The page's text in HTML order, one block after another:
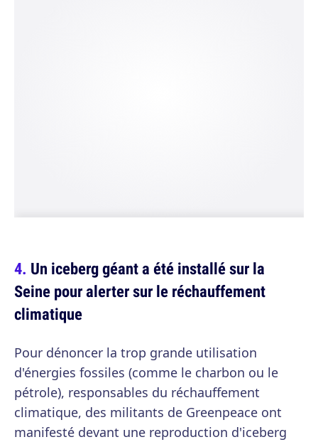
Un iceberg géant a été installé sur la
Seine pour alerter sur le réchauffement
climatique
Pour dénoncer la trop grande utilisation
d'énergies fossiles (comme le charbon ou le
pétrole), responsables du réchauffement
climatique, des militants de Greenpeace ont
manifesté devant une reproduction d'iceberg